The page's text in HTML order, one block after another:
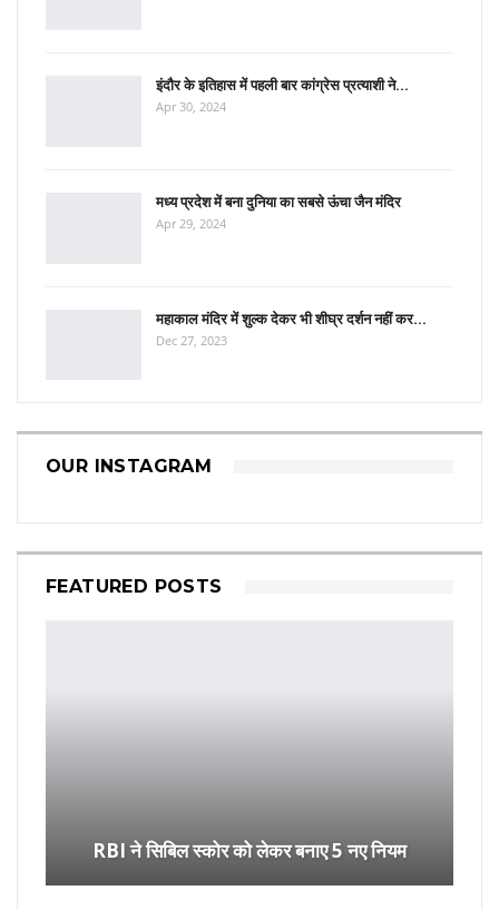
इंदौर के इतिहास में पहली बार कांग्रेस प्रत्याशी ने…
Apr 30, 2024
मध्य प्रदेश में बना दुनिया का सबसे ऊंचा जैन मंदिर
Apr 29, 2024
महाकाल मंदिर में शुल्क देकर भी शीघ्र दर्शन नहीं कर…
Dec 27, 2023
OUR INSTAGRAM
FEATURED POSTS
RBI ने सिबिल स्कोर को लेकर बनाए 5 नए नियम